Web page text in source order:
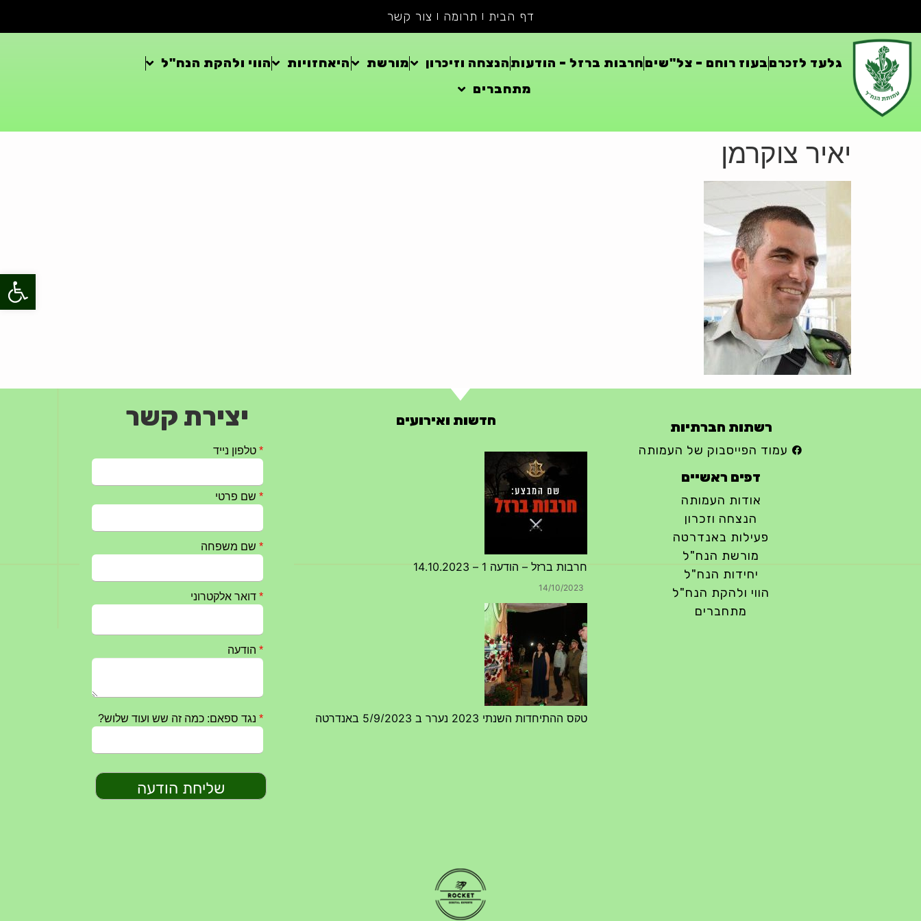
פתח
דף הבית תרומה צור קשר
גלעד לזכרםבעוז רוחם – צל"שיםחרבות ברזל – הודעותהנצחה וזיכרון מורשת היאחזויות
הווי ולהקת הנח"ל
מתחברים
יאיר צוקרמן
רשתות חברתיות
עמוד הפייסבוק של העמותה
דפים ראשיים
אודות העמותה
הנצחה וזכרון
פעילות באנדרטה
מורשת הנח"ל
יחידות הנח"ל
הווי ולהקת הנח"ל
מתחברים
חדשות ואירועים
חרבות ברזל – הודעה 1 – 14.10.2023
14/10/2023
טקס ההתיחדות השנתי 2023 נערך ב 5/9/2023 באנדרטה
07/09/2023
מפגש דורות גדוד 50 – 12/9/2023 – הרשמה
20/07/2023
יצירת קשר